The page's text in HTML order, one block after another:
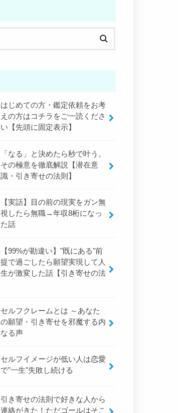
はじめての方・鑑定依頼をお考
えの方はコチラをご一読くださ
い【先頭に固定表示】
「なる」と決めたら秒で叶う。
その極意を徹底解説【潜在意
識・引き寄せの法則】
【実話】目の前の現実をガン無
視したら無職→年収8桁になっ
た話
【99%が勘違い】"既にある"前
提で過ごしたら願望実現して人
生が激変した話【引き寄せの法
セルフクレームとは ～あなた
の願望・引き寄せを邪魔する内
なる声
セルフイメージが低い人は恋愛
で"一生"失敗し続ける
引き寄せの法則で好きな人から
連絡がきた！ただゴールはそこ